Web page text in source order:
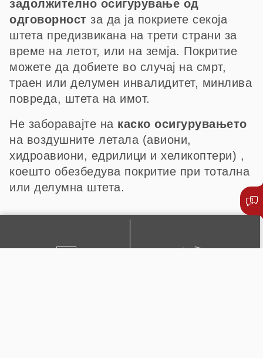
задолжително осигурување од
одговорност за да ја покриете секоја
штета предизвикана на трети страни за
време на летот, или на земја. Покритие
можете да добиете во случај на смрт,
траен или делумен инвалидитет, минлива
повреда, штета на имот.
Не заборавајте на каско осигурувањето
на воздушните летала (авиони,
хидроавиони, едрилици и хеликоптери) ,
коешто обезбедува покритие при тотална
или делумна штета.